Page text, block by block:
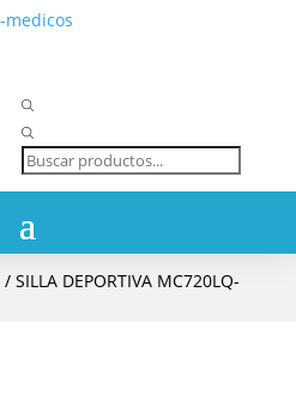
Búsqueda
de
/ SILLA DEPORTIVA MC720LQ-